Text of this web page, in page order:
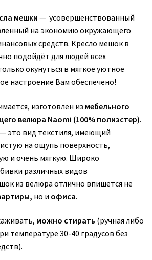
мешки — усовершенствованный
на экономию окружающего
средств. Кресло мешок в
подойдёт для людей всех
окунуться в мягкое уютное
настроение Вам обеспечено!
изготовлен из мебельного
велюра Naomi (100% полиэстер).
— это вид текстиля, имеющий
на ощупь поверхность,
и очень мягкую. Широко
различных видов
из велюра отлично впишется не
но и офиса.
можно стирать (ручная либо
температуре 30-40 градусов без